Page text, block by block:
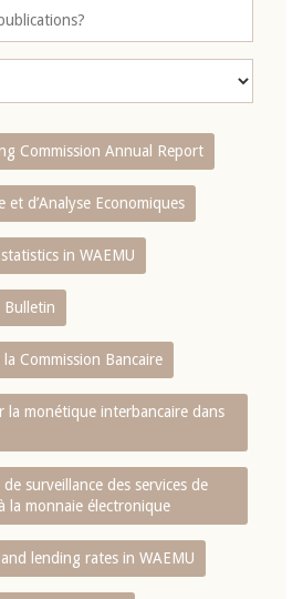
Commission Annual Report
et d’Analyse Economiques
in WAEMU
Bulletin
Commission Bancaire
la monétique interbancaire dans
surveillance des services de
la monnaie électronique
lending rates in WAEMU